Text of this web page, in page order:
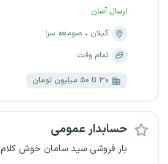
ارسال آسان
گیلان
صومعه سرا
تمام وقت
۳۰ تا ۵۰ میلیون تومان
حسابدار عمومی
بار فروشی سید سامان خوش کلام